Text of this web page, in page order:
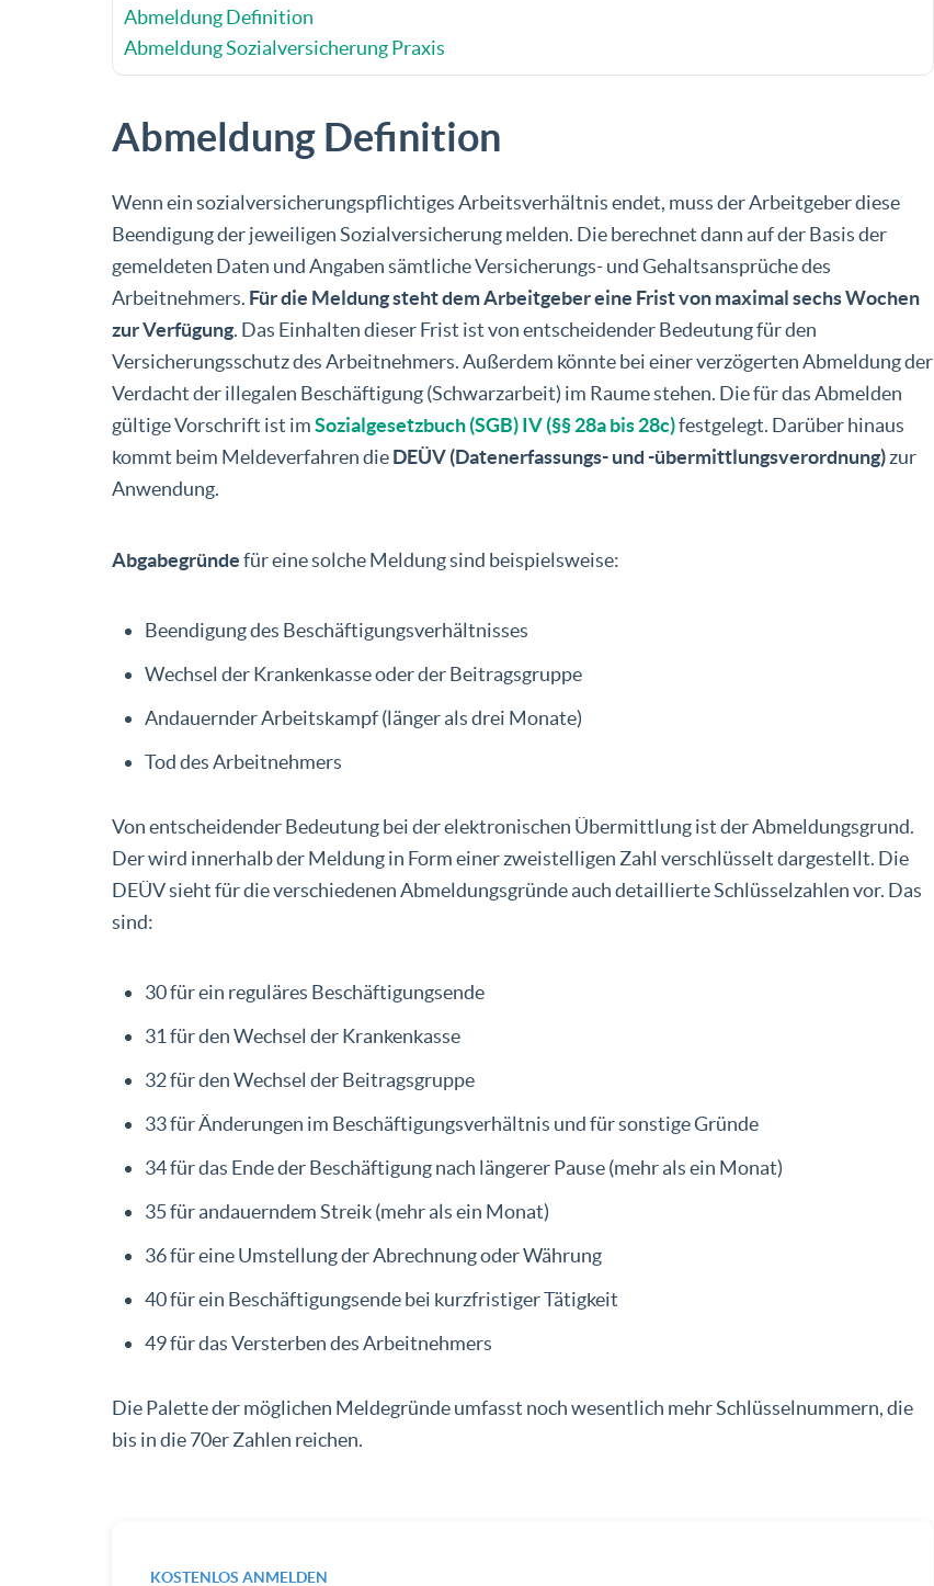
Abmeldung Definition
Abmeldung Sozialversicherung Praxis
Abmeldung Definition
Wenn ein sozialversicherungspflichtiges Arbeitsverhältnis endet, muss der Arbeitgeber diese
Beendigung der jeweiligen Sozialversicherung melden. Die berechnet dann auf der Basis der
gemeldeten Daten und Angaben sämtliche Versicherungs- und Gehaltsansprüche des
Arbeitnehmers. Für die Meldung steht dem Arbeitgeber eine Frist von maximal sechs Wochen
zur Verfügung. Das Einhalten dieser Frist ist von entscheidender Bedeutung für den
Versicherungsschutz des Arbeitnehmers. Außerdem könnte bei einer verzögerten Abmeldung der
Verdacht der illegalen Beschäftigung (Schwarzarbeit) im Raume stehen. Die für das Abmelden
gültige Vorschrift ist imSozialgesetzbuch (SGB) IV (§§ 28a bis 28c)festgelegt. Darüber hinaus
kommt beim Meldeverfahren dieDEÜV (Datenerfassungs- und -übermittlungsverordnung)zur
Anwendung.
Abgabegründefür eine solche Meldung sind beispielsweise:
Beendigung des Beschäftigungsverhältnisses
Wechsel der Krankenkasse oder der Beitragsgruppe
Andauernder Arbeitskampf (länger als drei Monate)
Tod des Arbeitnehmers
Von entscheidender Bedeutung bei der elektronischen Übermittlung ist der Abmeldungsgrund.
Der wird innerhalb der Meldung in Form einer zweistelligen Zahl verschlüsselt dargestellt. Die
DEÜV sieht für die verschiedenen Abmeldungsgründe auch detaillierte Schlüsselzahlen vor. Das
sind:
30 für ein reguläres Beschäftigungsende
31 für den Wechsel der Krankenkasse
32 für den Wechsel der Beitragsgruppe
33 für Änderungen im Beschäftigungsverhältnis und für sonstige Gründe
34 für das Ende der Beschäftigung nach längerer Pause (mehr als ein Monat)
35 für andauerndem Streik (mehr als ein Monat)
36 für eine Umstellung der Abrechnung oder Währung
40 für ein Beschäftigungsende bei kurzfristiger Tätigkeit
49 für das Versterben des Arbeitnehmers
Die Palette der möglichen Meldegründe umfasst noch wesentlich mehr Schlüsselnummern, die
bis in die 70er Zahlen reichen.
KOSTENLOS ANMELDEN